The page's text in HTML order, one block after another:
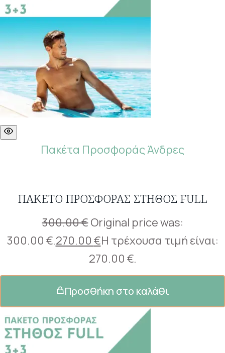
Πακέτα Προσφοράς Άνδρες
ΠΑΚΈΤΟ ΠΡΟΣΦΟΡΆΣ ΣΤΉΘΟΣ FULL
300.00€Original price was:
300.00 €.270.00 €Η τρέχουσα τιμή είναι:
270.00 €.
Προσθήκη στο καλάθι